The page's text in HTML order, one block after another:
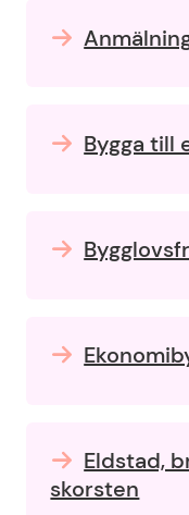
Bygga till
Eldstad,
skorsten